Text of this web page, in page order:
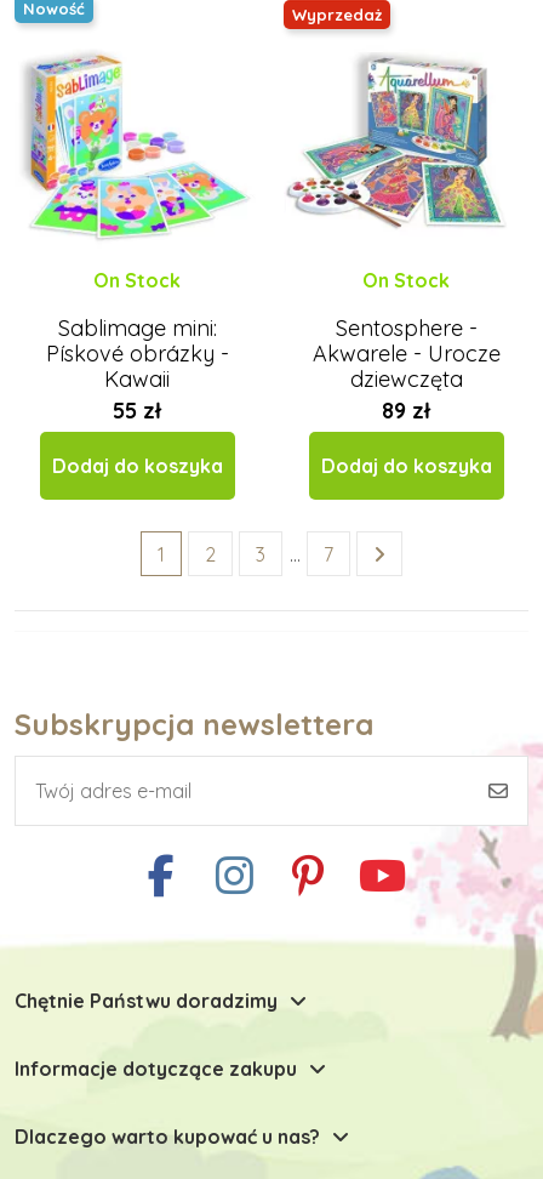
Nowość
On Stock
Sablimage mini:
Pískové obrázky -
Kawaii
55 zł
Dodaj do koszyka
Wyprzedaż
On Stock
Sentosphere -
Akwarele - Urocze
dziewczęta
89 zł
Dodaj do koszyka
1 2 3 … 7
Subskrypcja newslettera
Chętnie Państwu doradzimy
Informacje dotyczące zakupu
Dlaczego warto kupować u nas?